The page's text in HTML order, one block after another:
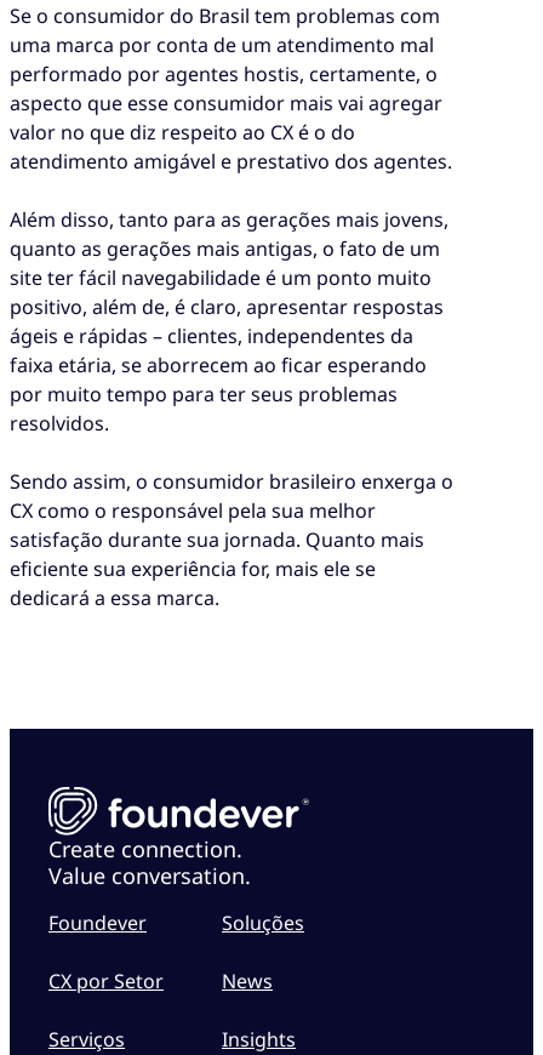
Se o consumidor do Brasil tem problemas com
uma marca por conta de um atendimento mal
performado por agentes hostis, certamente, o
aspecto que esse consumidor mais vai agregar
valor no que diz respeito ao CX é o do
atendimento amigável e prestativo dos agentes.
Além disso, tanto para as gerações mais jovens,
quanto as gerações mais antigas, o fato de um
site ter fácil navegabilidade é um ponto muito
positivo, além de, é claro, apresentar respostas
ágeis e rápidas – clientes, independentes da
faixa etária, se aborrecem ao ficar esperando
por muito tempo para ter seus problemas
resolvidos.
Sendo assim, o consumidor brasileiro enxerga o
CX como o responsável pela sua melhor
satisfação durante sua jornada. Quanto mais
eficiente sua experiência for, mais ele se
dedicará a essa marca.
Create connection.
Value conversation.
Foundever
CX por Setor
Serviços
Soluções
News
Insights